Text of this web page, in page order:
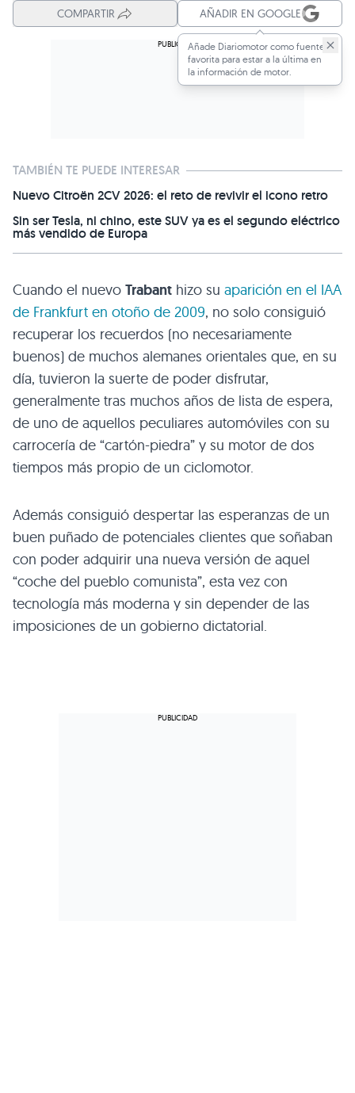
COMPARTIR AÑADIR EN GOOGLE
Añade Diariomotor como fuente
favorita para estar a la última en
la información de motor.
TAMBIÉN TE PUEDE INTERESAR
Nuevo Citroën 2CV 2026: el reto de revivir el icono retro
Sin ser Tesla, ni chino, este SUV ya es el segundo eléctrico
más vendido de Europa
Cuando el nuevo Trabant hizo su aparición en el IAA
de Frankfurt en otoño de 2009, no solo consiguió
recuperar los recuerdos (no necesariamente
buenos) de muchos alemanes orientales que, en su
día, tuvieron la suerte de poder disfrutar,
generalmente tras muchos años de lista de espera,
de uno de aquellos peculiares automóviles con su
carrocería de “cartón-piedra” y su motor de dos
tiempos más propio de un ciclomotor.
Además consiguió despertar las esperanzas de un
buen puñado de potenciales clientes que soñaban
con poder adquirir una nueva versión de aquel
“coche del pueblo comunista”, esta vez con
tecnología más moderna y sin depender de las
imposiciones de un gobierno dictatorial.